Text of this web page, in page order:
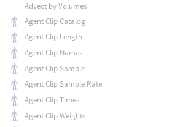
Advect by Volumes
Agent Clip Catalog
Agent Clip Length
Agent Clip Names
Agent Clip Sample
Agent Clip Sample Rate
Agent Clip Times
Agent Clip Weights